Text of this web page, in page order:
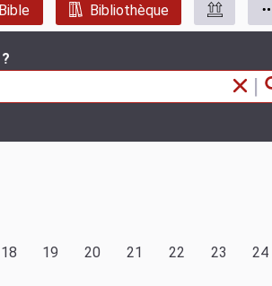
Bible Bibliothèque
|
18 19 20 21 22 23 24